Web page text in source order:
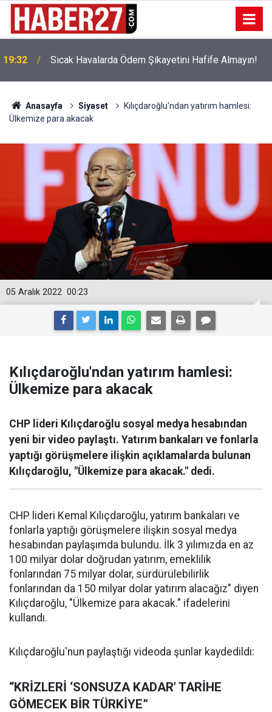
19:32 Sıcak Havalarda Ödem Şikayetini Hafife Almayın!
Anasayfa Siyaset
Kılıçdaroğlu'ndan yatırım hamlesi:
Ülkemize para akacak
00:23
05 Aralık 2022
Kılıçdaroğlu'ndan yatırım hamlesi:
Ülkemize para akacak
CHP lideri Kılıçdaroğlu sosyal medya hesabından
yeni bir video paylaştı. Yatırım bankaları ve fonlarla
yaptığı görüşmelere ilişkin açıklamalarda bulunan
Kılıçdaroğlu, "Ülkemize para akacak." dedi.
CHP lideri Kemal Kılıçdaroğlu, yatırım bankaları ve
fonlarla yaptığı görüşmelere ilişkin sosyal medya
hesabından paylaşımda bulundu. İlk 3 yılımızda en az
100 milyar dolar doğrudan yatırım, emeklilik
fonlarından 75 milyar dolar, sürdürülebilirlik
fonlarından da 150 milyar dolar yatırım alacağız" diyen
Kılıçdaroğlu, "Ülkemize para akacak." ifadelerini
kullandı.
Kılıçdaroğlu'nun paylaştığı videoda şunlar kaydedildi:
“KRİZLERİ ‘SONSUZA KADAR’ TARİHE
GÖMECEK BİR TÜRKİYE”